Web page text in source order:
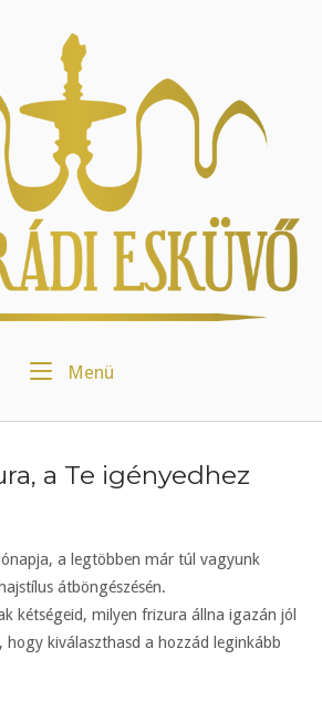
Menü
a Te igényedhez
a legtöbben már túl vagyunk
átböngészésén.
kétségeid, milyen frizura állna igazán jól
hogy kiválaszthasd a hozzád leginkább